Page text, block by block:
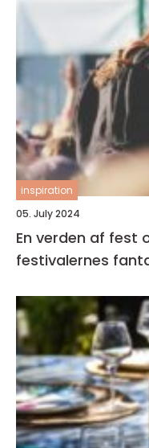
inspiration
05. July 2024
En verden af fest
festivalernes